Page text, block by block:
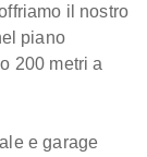
il nostro
piano
200 metri a
e garage